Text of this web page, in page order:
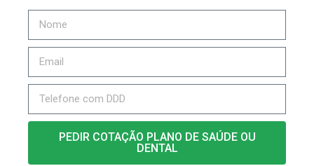
PEDIR COTAÇÃO PLANO DE SAÚDE OU
DENTAL